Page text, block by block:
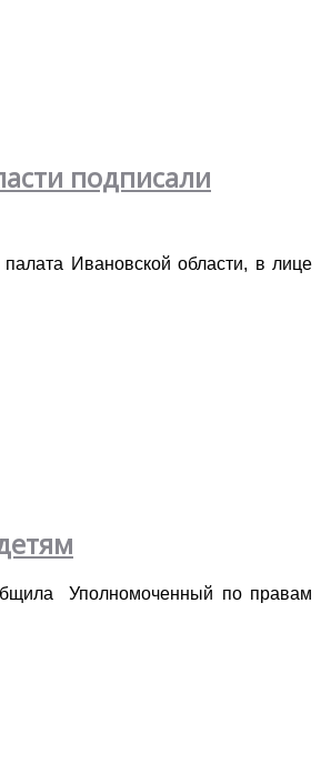
подписали
Ивановской области, в лице
Уполномоченный по правам